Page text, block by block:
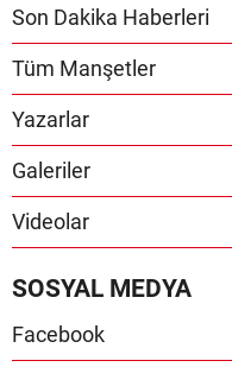
Son Dakika Haberleri
Tüm Manşetler
Yazarlar
Galeriler
Videolar
SOSYAL MEDYA
Facebook